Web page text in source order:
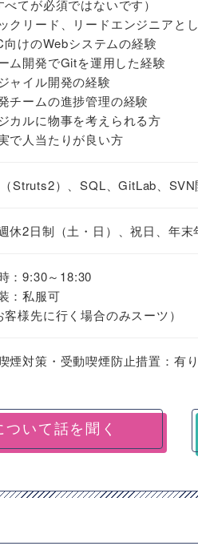
べてが必須ではないです）
クリード、リードエンジニアと
向けのWebシステムの経験
ム開発でGitを運用した経験
ャイル開発の経験
チームの進捗管理の経験
カルに物事を考えられる方
で人当たりが良い方
Struts2）、SQL、GitLab、SVN
休2日制（土・日）、祝日、年末
：9:30～18:30
：私服可
客様先に行く場合のみスーツ）
煙対策・受動喫煙防止措置：有り